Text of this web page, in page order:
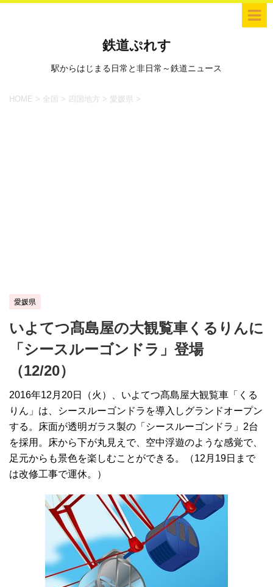
鉄道ぷれす
駅からはじまる日常と非日常～鉄道ニュース
HOME > 全国 > 四国地方 > 愛媛県 >
愛媛県
いよてつ髙島屋の大観覧車くるりんに
「シースルーゴンドラ」登場
（12/20）
2016年12月20日（火）、いよてつ髙島屋大観覧車「くる
りん」は、シースルーゴンドラを導入しグランドオープン
する。床面が透明ガラス製の「シースルーゴンドラ」2台
を採用。床から下が丸見えで、空中浮遊のような感覚で、
足元からも景色を楽しむことができる。（12月19日まで
は改修工事で運休。）